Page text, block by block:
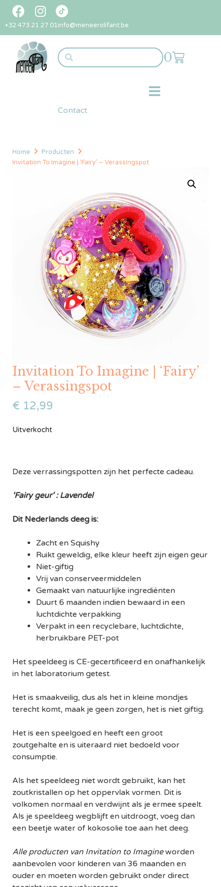
+32 473 21 27 01info@meneerolifant.be
0
Contact
Home
Producten
Invitation To Imagine | ‘Fairy’ – Verassingspot
Invitation To Imagine | ‘Fairy’
– Verassingspot
€ 12,99
Uitverkocht
Deze verrassingspotten zijn het perfecte cadeau.
‘Fairy geur’ : Lavendel
Dit Nederlands deeg is:
Zacht en Squishy
Ruikt geweldig, elke kleur heeft zijn eigen geur
Niet-giftig
Vrij van conserveermiddelen
Gemaakt van natuurlijke ingrediënten
Duurt 6 maanden indien bewaard in een
luchtdichte verpakking
Verpakt in een recyclebare, luchtdichte,
herbruikbare PET-pot
Het speeldeeg is CE-gecertificeerd en onafhankelijk
in het laboratorium getest.
Het is smaakveilig, dus als het in kleine mondjes
terecht komt, maak je geen zorgen, het is niet giftig.
Het is een speelgoed en heeft een groot
zoutgehalte en is uiteraard niet bedoeld voor
consumptie.
Als het speeldeeg niet wordt gebruikt, kan het
zoutkristallen op het oppervlak vormen. Dit is
volkomen normaal en verdwijnt als je ermee speelt.
Als je speeldeeg wegblijft en uitdroogt, voeg dan
een beetje water of kokosolie toe aan het deeg.
Alle producten van Invitation to Imagineworden
aanbevolen voor kinderen van 36 maanden en
ouder en moeten worden gebruikt onder direct